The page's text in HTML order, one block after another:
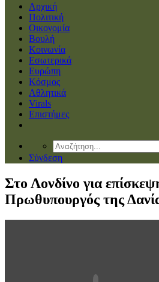
Αρχική
Πολιτική
Οικονομία
Βουλή
Κοινωνία
Εσωτερικά
Ευρώπη
Κόσμος
Αθλητικά
Virals
Επιστήμες
Σύνδεση
Στο Λονδίνο για
Πρωθυπουργός της